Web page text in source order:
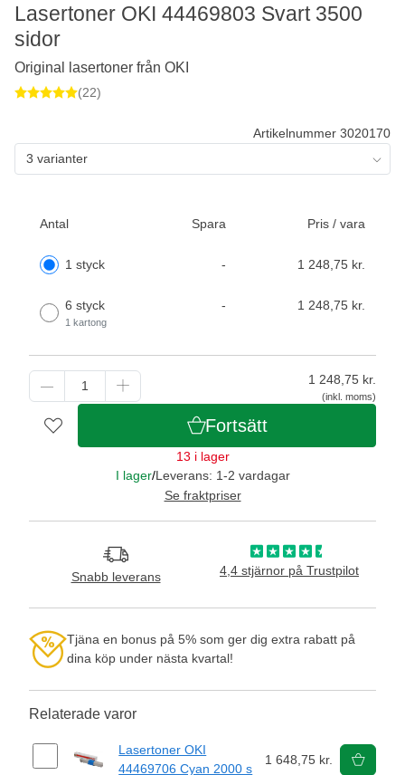
Artikelnummer 3020170
3 varianter
Antal Spara Pris / vara
1 styck - 1 248,75 kr.
6 styck
1 kartong
- 1 248,75 kr.
1 248,75 kr.
(inkl. moms)
Fortsätt
13 i lager
I lager/Leverans: 1-2 vardagar
Se fraktpriser
Snabb leverans 4,4 stjärnor på Trustpilot
Tjäna en bonus på 5% som ger dig extra rabatt på
dina köp under nästa kvartal!
Relaterade varor
Lasertoner OKI
44469706 Cyan 2000 s
1 648,75 kr.
Lasertoner OKI 44469803 Svart 3500
sidor
Original lasertoner från OKI
(22)